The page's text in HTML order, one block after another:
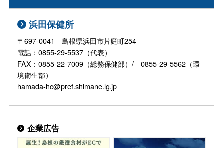
浜田保健所
〒697-0041 島根県浜田市片庭町254
電話：0855-29-5537（代表）
FAX：0855-22-7009（総務保健部）/ 0855-29-5562（環
境衛生部）
hamada-hc@pref.shimane.lg.jp
企業広告